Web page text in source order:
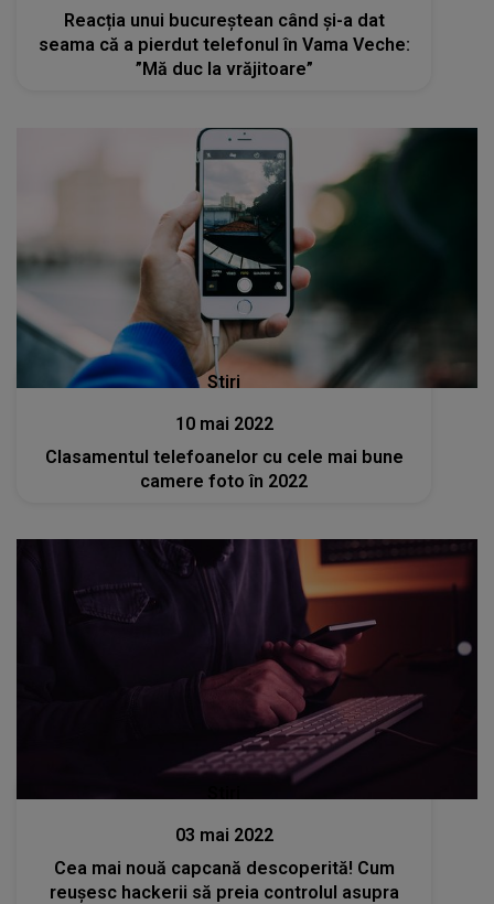
Reacția unui bucureștean când și-a dat
seama că a pierdut telefonul în Vama Veche:
”Mă duc la vrăjitoare”
Stiri
10 mai 2022
Clasamentul telefoanelor cu cele mai bune
camere foto în 2022
03 mai 2022
Cea mai nouă capcană descoperită! Cum
reușesc hackerii să preia controlul asupra